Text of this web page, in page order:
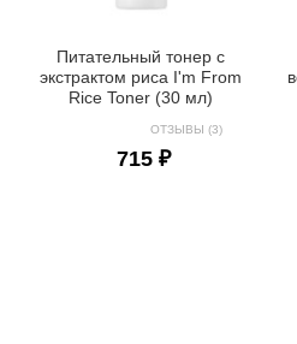
Питательный тонер с
экстрактом риса I'm From
Rice Toner (30 мл)
ОТЗЫВЫ (3)
715 ₽